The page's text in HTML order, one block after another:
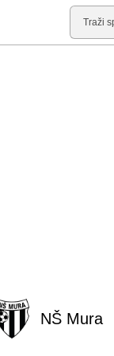
Pretraga
NŠ Mura